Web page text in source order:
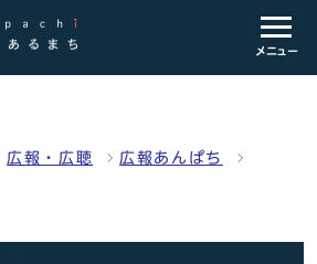
メニュー
広報・広聴 広報あんぱち